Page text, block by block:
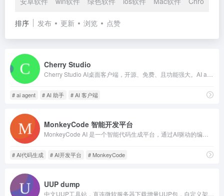
排序 发布 更新 浏览 点赞
Cherry Studio
# ai agent # AI 助手 # AI 客户端
MonkeyCode 智能开发平台
# AI代码生成 # AI开发平台 # MonkeyCode
UUP dump